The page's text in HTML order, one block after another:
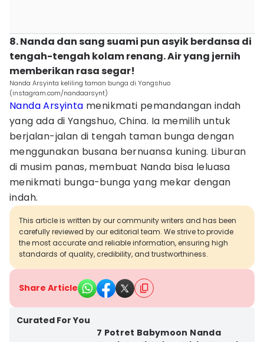
8. Nanda dan sang suami pun asyik berdansa di
tengah-tengah kolam renang. Air yang jernih
memberikan rasa segar!
Nanda Arsyinta keliling taman bunga di Yangshuo
(instagram.com/nandaarsynt)
Nanda Arsyinta menikmati pemandangan indah
yang ada di Yangshuo, China. Ia memilih untuk
berjalan-jalan di tengah taman bunga dengan
menggunakan busana bernuansa kuning. Liburan
di musim panas, membuat Nanda bisa leluasa
menikmati bunga-bunga yang mekar dengan
indah.
This article is written by our community writers and has been
carefully reviewed by our editorial team. We strive to provide
the most accurate and reliable information, ensuring high
standards of quality, credibility, and trustworthiness.
Share Article
Curated For You
7 Potret Babymoon Nanda